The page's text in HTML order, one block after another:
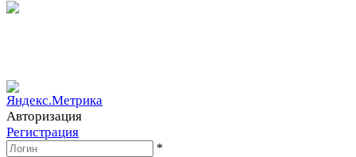
Авторизация
Регистрация
*